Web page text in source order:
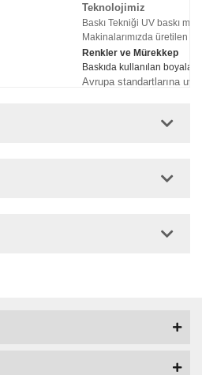
Teknolojimiz
Baskı Tekniği UV baskı
Makinalarımızda üretilen
Renkler ve Mürekkep
Baskıda kullanılan
Avrupa standartlarına
Çerçeveli Tablolarınız